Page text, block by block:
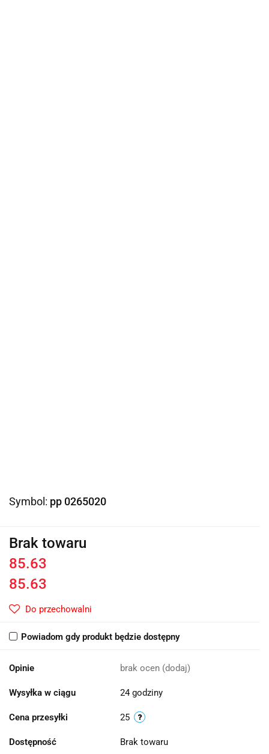
Symbol: pp 0265020
Brak towaru
85.63
85.63
Do przechowalni
Powiadom gdy produkt będzie dostępny
Opinie brak ocen (dodaj)
Wysyłka w ciągu 24 godziny
Cena przesyłki 25
Dostępność Brak towaru